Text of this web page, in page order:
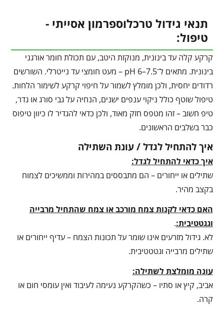
תנאי גידול טרכלוספרמון אסייתי -
טיפול:
קרקע קלה עד בינונית, מנוקזת היטב, עם תכולת חומר אורגני
בינונית. מתאים ל־pH 6–7.5 – מעט חומצי עד נייטרלי. השורשים
רדודים יחסית, ולכן מומלץ לשמור על חיפוי קרקע לשימור הלחות.
טיפול שוטף כולל ניקוי ענפים ישנים, הנחיה על גבי סורג או גדר,
טיפ חשוב – זהו מטפס חזק מאוד, ולכן כדאי להגדיר לו כיוון טיפוס
כבר בשלבים הראשונים.
איך להתחיל לגדל / עונת השתילה
איך כדאי להתחיל לגדל:
שתילים או ייחורים – הם מתבססים במהירות וממשיכים לצמוח
בקצב מהיר.
האם כדאי לקנות צמח מורכב או צמח שהתחיל מרבייה
וגגטטיבית:.
לא. גידול מזרעים אינו שומר על תכונות הצמח – עדיף ייחורים או
שתילים מרבייה וגטטטיבית.
עונה מומלצת לשתילה:
אביב, קיץ או סתיו – כשהקרקע נעימה לעיבוד ואין עומסי חום או
קרה.